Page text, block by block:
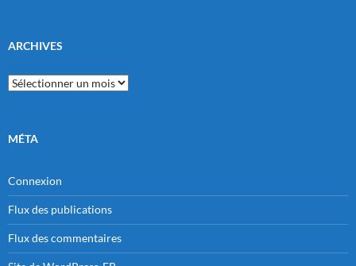
ARCHIVES
Archives
MÉTA
Connexion
Flux des publications
Flux des commentaires